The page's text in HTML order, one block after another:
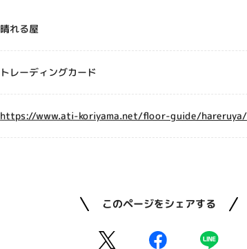
晴れる屋
トレーディングカード
https://www.ati-koriyama.net/floor-guide/hareruya/
このページをシェアする